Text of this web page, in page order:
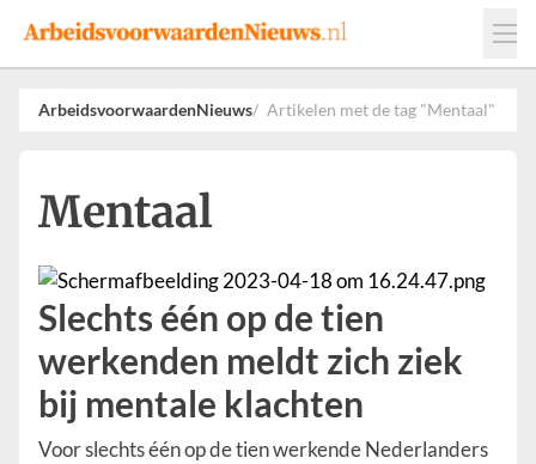
Events
Adverteren
Leveranciers
ArbeidsvoorwaardenNieuws Artikelen met de tag "Mentaal"
Mentaal
Slechts één op de tien
werkenden meldt zich ziek
bij mentale klachten
Voor slechts één op de tien werkende Nederlanders